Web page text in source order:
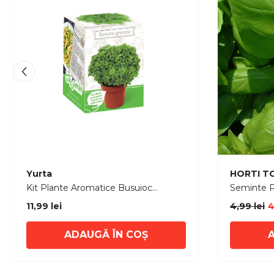
Furnizor:
Yurta
Kit Plante Aromatice Busuioc
11,99 lei
ADAUGĂ ÎN COȘ
Furnizor:
HORTI
Seminte
4,99 lei